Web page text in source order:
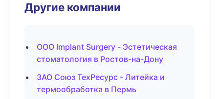
Другие компании
ООО Implant Surgery - Эстетическая
стоматология в Ростов-на-Дону
ЗАО Союз ТехРесурс - Литейка и
термообработка в Пермь